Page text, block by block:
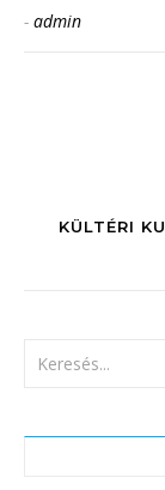
- admin
KÜLTÉRI